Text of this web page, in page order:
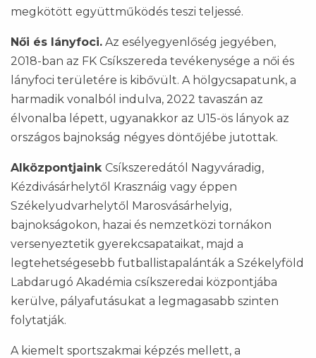
megkötött együttműködés teszi teljessé.
Női és lányfoci. Az esélyegyenlőség jegyében,
2018-ban az FK Csíkszereda tevékenysége a női és
lányfoci területére is kibővült. A hölgycsapatunk, a
harmadik vonalból indulva, 2022 tavaszán az
élvonalba lépett, ugyanakkor az U15-ös lányok az
országos bajnokság négyes döntőjébe jutottak.
Alközpontjaink Csíkszeredától Nagyváradig,
Kézdivásárhelytől Krasznáig vagy éppen
Székelyudvarhelytől Marosvásárhelyig,
bajnokságokon, hazai és nemzetközi tornákon
versenyeztetik gyerekcsapataikat, majd a
legtehetségesebb futballistapalánták a Székelyföld
Labdarugó Akadémia csíkszeredai központjába
kerülve, pályafutásukat a legmagasabb szinten
folytatják.
A kiemelt sportszakmai képzés mellett, a